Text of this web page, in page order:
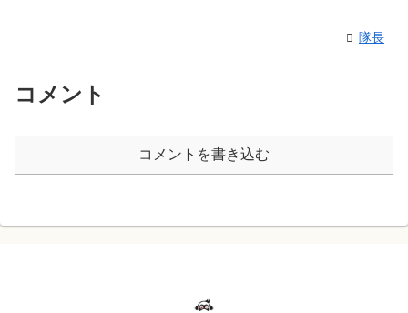
隊長
コメント
コメントを書き込む